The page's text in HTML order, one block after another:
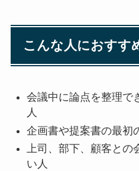
こんな人におすす
会議中に論点を整理で
人
企画書や提案書の最初
上司、部下、顧客との
い人